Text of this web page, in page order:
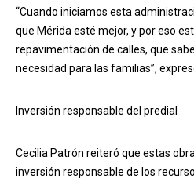
“Cuando iniciamos esta
que Mérida esté mejor, y por eso
repavimentación de calles, que
necesidad para las familias”,
Inversión responsable del predial
Cecilia Patrón reiteró que estas
inversión responsable de los